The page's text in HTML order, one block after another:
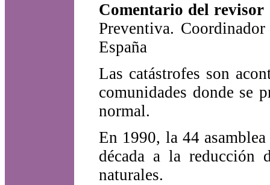
Comentario del
Preventiva.
España
Las catástrofes son
comunidades donde se
normal.
En 1990, la 44
década a la reducción
naturales.